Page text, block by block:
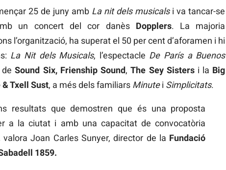
25 de juny amb La nit dels musicalsi va tancar-se
un concert del cor danès Dopplers. La majoria
l’organització, ha superat el 50 per cent d’aforamen i hi
La Nit dels Musicals, l’espectacle De París a Buenos
deSound Six, Frienship Sound,The Sey Sistersi la Big
Txell Sust, a més dels familiars Minutei Simplicitats.
resultats que demostren que és una proposta
a la ciutat i amb una capacitat de convocatòria
valora Joan Carles Sunyer, director de la Fundació
1859.